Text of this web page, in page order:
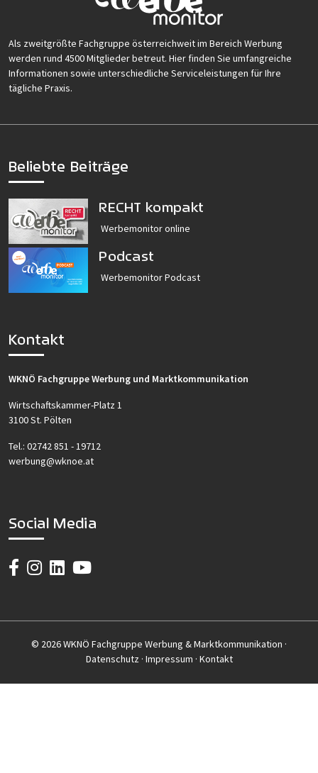
Als zweitgrößte Fachgruppe österreichweit im Bereich Werbung
werden rund 4500 Mitglieder betreut. Hier finden Sie umfangreiche
Informationen sowie unterschiedliche Serviceleistungen für Ihre
tägliche Praxis.
Beliebte Beiträge
RECHT kompakt
Werbemonitor online
Podcast
Werbemonitor Podcast
Kontakt
WKNÖ Fachgruppe Werbung und Marktkommunikation
Wirtschaftskammer-Platz 1
3100 St. Pölten
Tel.: 02742 851 - 19712
werbung@wknoe.at
Social Media
© 2026 WKNÖ Fachgruppe Werbung & Marktkommunikation ·
Datenschutz· Impressum · Kontakt